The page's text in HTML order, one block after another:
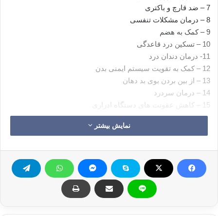
7 – ضد قارچ و باکتری
8 – درمان مشکلات تنفسی
9 – کمک به هضم
10 – تسکین درد قاعدگی
11- درمان دندان درد
12 – کمک به تقویت سیستم ایمنی بدن
13 – از بین بردن بوی بد دهان
14 – درمان سردرد
15 – کاهش عفونت های دستگاه ادراری
خواص دارچین دارچین دندان سرطان
قند خون
کپی آدرس
نمایش بیشتر